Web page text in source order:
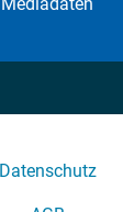
Mediadaten
Datenschutz